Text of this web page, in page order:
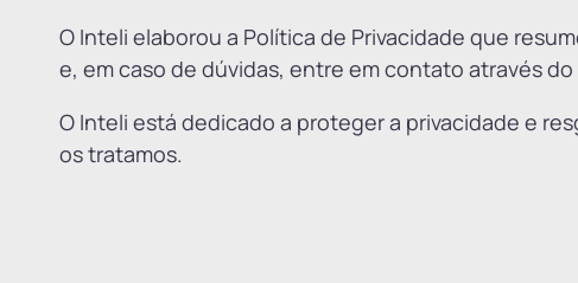
O Inteli elaborou a Política de Privacidade que
e, em caso de dúvidas, entre em contato através do
O Inteli está dedicado a proteger a privacidade e
os tratamos.